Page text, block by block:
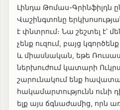
Լինդա Թոմաս-Գրինֆիլդն
Վաշինգտոնը
է փնտրում։ Նա շեշտել է՝
չենք ուզում, բայց
և միասնական, եթե
ներխուժում կատարի
շարունակում ենք
հակամարտությունն
ելք այս ճգնաժամից, որն